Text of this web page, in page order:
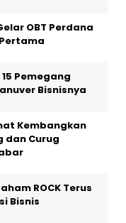
OBT Perdana
Pemegang
Bisnisnya
Kembangkan
dan Curug
ROCK Terus
Bisnis